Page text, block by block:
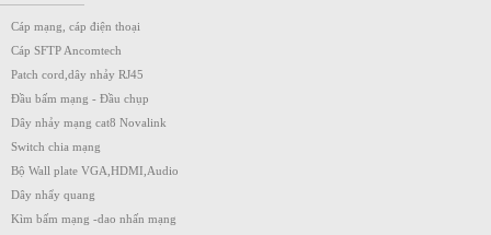
Cáp mạng, cáp điện thoại
Cáp SFTP Ancomtech
Patch cord,dây nhảy RJ45
Đầu bấm mạng - Đầu chụp
Dây nhảy mạng cat8 Novalink
Switch chia mạng
Bộ Wall plate VGA,HDMI,Audio
Dây nhẩy quang
Kìm bấm mạng -dao nhấn mạng